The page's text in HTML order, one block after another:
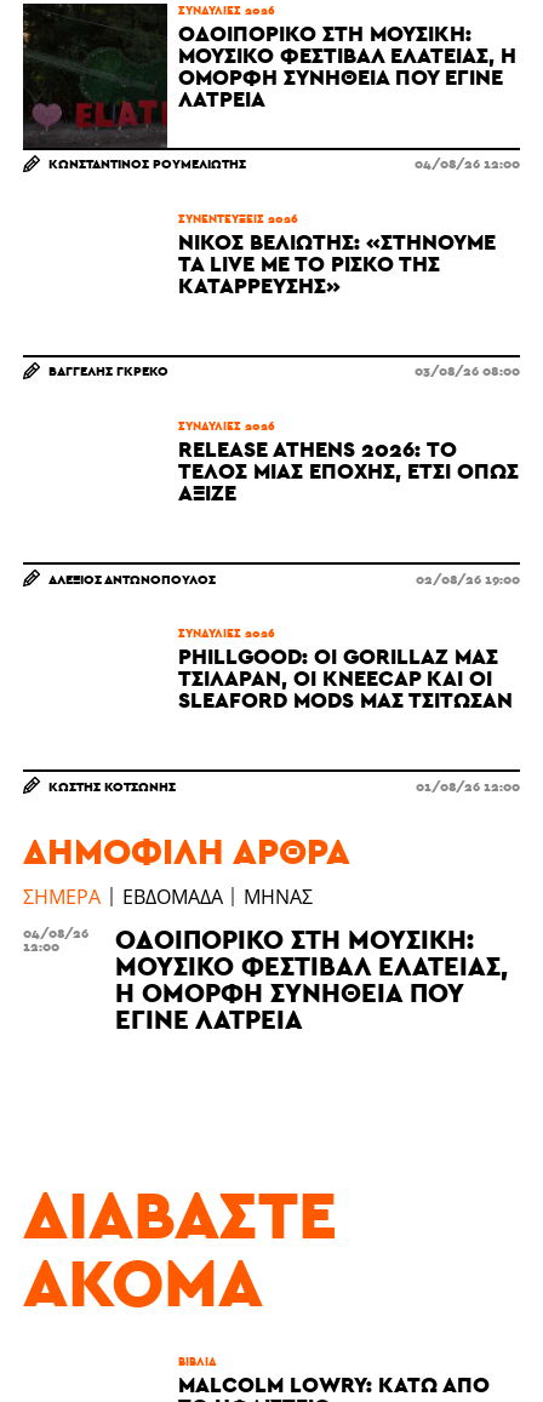
ΣΥΝΑΥΛΊΕΣ 2026
ΟΔΟΙΠΟΡΙΚΌ ΣΤΗ ΜΟΥΣΙΚΉ:
ΜΟΥΣΙΚΌ ΦΕΣΤΙΒΆΛ ΕΛΆΤΕΙΑΣ, Η
ΌΜΟΡΦΗ ΣΥΝΉΘΕΙΑ ΠΟΥ ΈΓΙΝΕ
ΛΑΤΡΕΊΑ
ΚΩΝΣΤΑΝΤΊΝΟΣ ΡΟΥΜΕΛΙΏΤΗΣ 04/08/26 12:00
ΣΥΝΕΝΤΕΎΞΕΙΣ 2026
ΝΊΚΟΣ ΒΕΛΙΏΤΗΣ: «ΣΤΉΝΟΥΜΕ
ΤΑ LIVE ΜΕ ΤΟ ΡΊΣΚΟ ΤΗΣ
ΚΑΤΆΡΡΕΥΣΗΣ»
ΒΑΓΓΈΛΗΣ ΓΚΡΈΚΟ 03/08/26 08:00
ΣΥΝΑΥΛΊΕΣ 2026
RELEASE ATHENS 2026: ΤΟ
ΤΈΛΟΣ ΜΙΑΣ ΕΠΟΧΉΣ, ΈΤΣΙ ΌΠΩΣ
ΆΞΙΖΕ
ΑΛΈΞΙΟΣ ΑΝΤΩΝΌΠΟΥΛΟΣ 02/08/26 19:00
ΣΥΝΑΥΛΊΕΣ 2026
PHILLGOOD: ΟΙ GORILLAZ ΜΆΣ
ΤΣΊΛΑΡΑΝ, ΟΙ KNEECAP ΚΑΙ ΟΙ
SLEAFORD MODS ΜΆΣ ΤΣΊΤΩΣΑΝ
ΚΩΣΤΉΣ ΚΟΤΣΏΝΗΣ 01/08/26 12:00
ΔΗΜΟΦΙΛΉ ΆΡΘΡΑ
ΣΉΜΕΡΑ ΕΒΔΟΜΆΔΑ ΜΉΝΑΣ
ΟΔΟΙΠΟΡΙΚΌ ΣΤΗ ΜΟΥΣΙΚΉ:
ΜΟΥΣΙΚΌ ΦΕΣΤΙΒΆΛ ΕΛΆΤΕΙΑΣ,
Η ΌΜΟΡΦΗ ΣΥΝΉΘΕΙΑ ΠΟΥ
ΈΓΙΝΕ ΛΑΤΡΕΊΑ
04/08/26
12:00
ΔΙΑΒΆΣΤΕ
ΑΚΌΜΑ
ΒΙΒΛΊΑ
MALCOLM LOWRY: ΚΆΤΩ ΑΠΌ